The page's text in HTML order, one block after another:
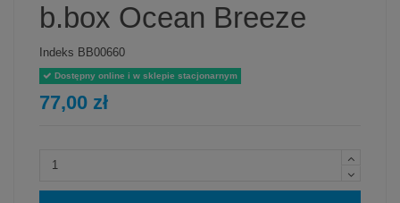
b.box Ocean Breeze
Indeks BB00660
Dostępny online i w sklepie stacjonarnym
77,00 zł